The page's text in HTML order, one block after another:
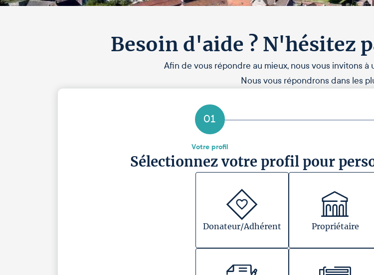
Besoin d'aide ? N'hésitez
Afin de vous répondre au mieux, nous vous invitons
Nous vous répondrons dans les
01
Votre profil
Sélectionnez votre profil pour
Donateur/Adhérent Propriétaire